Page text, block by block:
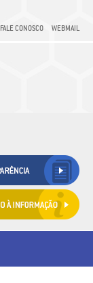
FALE CONOSCO WEBMAIL